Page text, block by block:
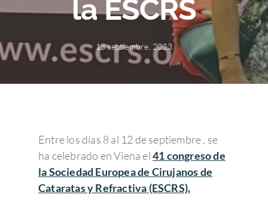
la ESCRS
13 septiembre, 2023
Entre los días 8 al 12 de septiembre , se
ha celebrado en Viena el41 congreso de
la Sociedad Europea de Cirujanos de
Cataratas y Refractiva (ESCRS).